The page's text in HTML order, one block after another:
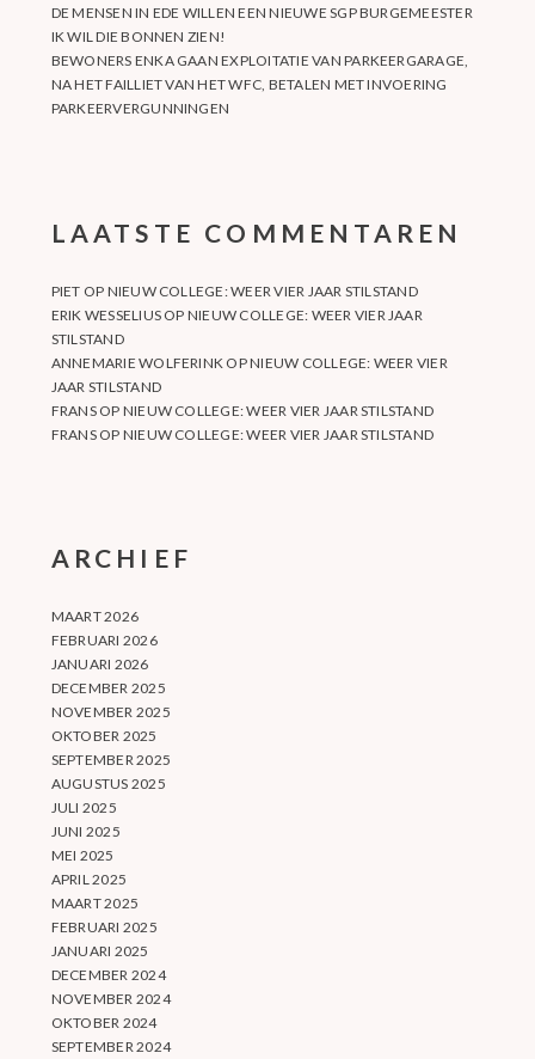
DE MENSEN IN EDE WILLEN EEN NIEUWE SGP BURGEMEESTER
IK WIL DIE BONNEN ZIEN!
BEWONERS ENKA GAAN EXPLOITATIE VAN PARKEERGARAGE,
NA HET FAILLIET VAN HET WFC, BETALEN MET INVOERING
PARKEERVERGUNNINGEN
LAATSTE COMMENTAREN
PIET OP NIEUW COLLEGE: WEER VIER JAAR STILSTAND
ERIK WESSELIUS OP NIEUW COLLEGE: WEER VIER JAAR
STILSTAND
ANNEMARIE WOLFERINK OPNIEUW COLLEGE: WEER VIER
JAAR STILSTAND
FRANSOP NIEUW COLLEGE: WEER VIER JAAR STILSTAND
FRANSOP NIEUW COLLEGE: WEER VIER JAAR STILSTAND
ARCHIEF
MAART 2026
FEBRUARI 2026
JANUARI 2026
DECEMBER 2025
NOVEMBER 2025
OKTOBER 2025
SEPTEMBER 2025
AUGUSTUS 2025
JULI 2025
JUNI 2025
MEI 2025
APRIL 2025
MAART 2025
FEBRUARI 2025
JANUARI 2025
DECEMBER 2024
NOVEMBER 2024
OKTOBER 2024
SEPTEMBER 2024